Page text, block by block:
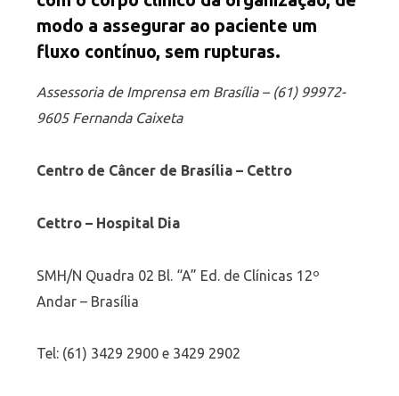
modo a assegurar ao paciente um
fluxo contínuo, sem rupturas.
Assessoria de Imprensa em Brasília – (61) 99972-
9605 Fernanda Caixeta
Centro de Câncer de Brasília – Cettro
Cettro – Hospital Dia
SMH/N Quadra 02 Bl. “A” Ed. de Clínicas 12º
Andar – Brasília
Tel: (61) 3429 2900 e 3429 2902